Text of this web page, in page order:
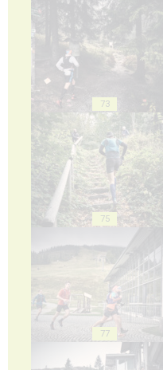
73
75
77